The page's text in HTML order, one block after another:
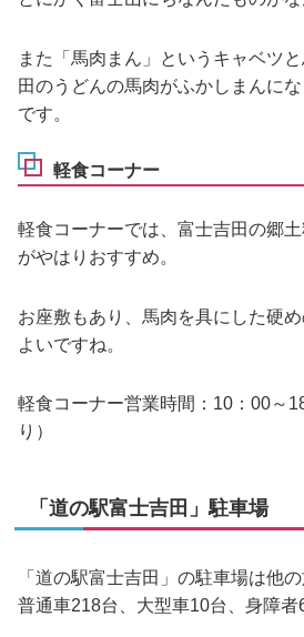
また「馬肉まん」というキャベツ
田のうどんの馬肉がふかしまんに
です。
軽食コーナー
軽食コーナーでは、富士吉田の郷土
がやはりおすすめ。
お座敷もあり、馬肉を具にした硬
よいですね。
軽食コーナー営業時間：10：00～
り）
「道の駅富士吉田」駐車場
「道の駅富士吉田」の駐車場は他
普通車218台、大型車10台、身障者